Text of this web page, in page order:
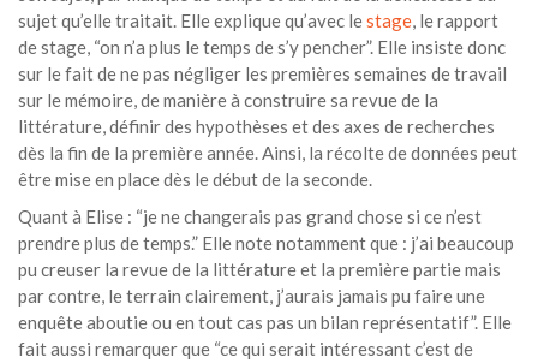
sujet qu’elle traitait. Elle explique qu’avec lestage, le rapport
de stage, “on n’a plus le temps de s’y pencher”. Elle insiste donc
sur le fait de ne pas négliger les premières semaines de travail
sur le mémoire, de manière à construire sa revue de la
littérature, définir des hypothèses et des axes de recherches
dès la fin de la première année. Ainsi, la récolte de données peut
être mise en place dès le début de la seconde.
Quant à Elise : “je ne changerais pas grand chose si ce n’est
prendre plus de temps.” Elle note notamment que : j’ai beaucoup
pu creuser la revue de la littérature et la première partie mais
par contre, le terrain clairement, j’aurais jamais pu faire une
enquête aboutie ou en tout cas pas un bilan représentatif”. Elle
fait aussi remarquer que “ce qui serait intéressant c’est de